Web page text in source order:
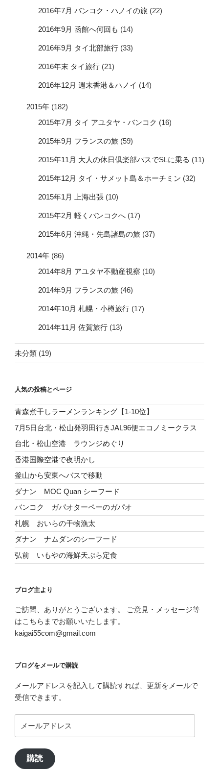
2016年7月 バンコク・ハノイの旅 (22)
2016年9月 函館へ何回も (14)
2016年9月 タイ北部旅行 (33)
2016年末 タイ旅行 (21)
2016年12月 週末香港＆ハノイ (14)
2015年 (182)
2015年7月 タイ アユタヤ・バンコク (16)
2015年9月 フランスの旅 (59)
2015年11月 大人の休日倶楽部パスでSLに乗る (11)
2015年12月 タイ・サメット島＆ホーチミン (32)
2015年1月 上海出張 (10)
2015年2月 軽くバンコクへ (17)
2015年6月 沖縄・先島諸島の旅 (37)
2014年 (86)
2014年8月 アユタヤ不動産視察 (10)
2014年9月 フランスの旅 (46)
2014年10月 札幌・小樽旅行 (17)
2014年11月 佐賀旅行 (13)
未分類 (19)
人気の投稿とページ
青森煮干しラーメンランキング【1-10位】
7月5日台北・松山発羽田行きJAL96便エコノミークラス
台北・松山空港 ラウンジめぐり
香港国際空港で夜明かし
釜山から安東へバスで移動
ダナン MOC Quan シーフード
バンコク ガパオターペーのガパオ
札幌 おいらの干物漁太
ダナン ナムダンのシーフード
弘前 いもやの海鮮天ぷら定食
ブログ主より
ご訪問、ありがとうございます。 ご意見・メッセージ等
はこちらまでお願いいたします。
kaigai55com@gmail.com
ブログをメールで購読
メールアドレスを記入して購読すれば、更新をメールで
受信できます。
ー
ア
ド
購読